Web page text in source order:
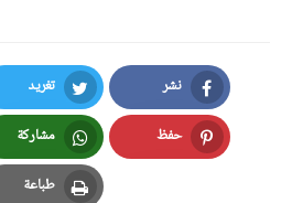
نشر
Facebook
تغريد
Twitter
حفظ
Pinterest
مشاركة
Whatsapp
طباعة